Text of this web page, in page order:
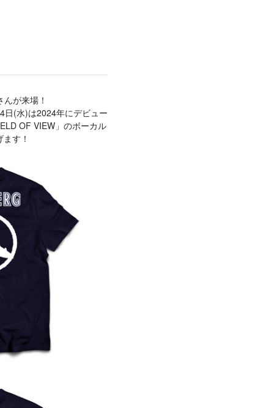
が来場！
日(水)は2024年にデビュー
OF VIEW」のボーカル
す！